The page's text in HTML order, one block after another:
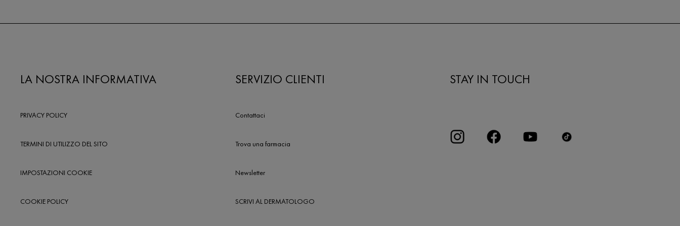
LA NOSTRA INFORMATIVA
PRIVACY POLICY
TERMINI DI UTILIZZO DEL SITO
IMPOSTAZIONI COOKIE
COOKIE POLICY
SERVIZIO CLIENTI
Contattaci
Trova una farmacia
Newsletter
SCRIVI AL DERMATOLOGO
STAY IN TOUCH